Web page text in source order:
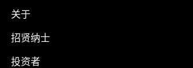
关于
招贤纳士
投资者